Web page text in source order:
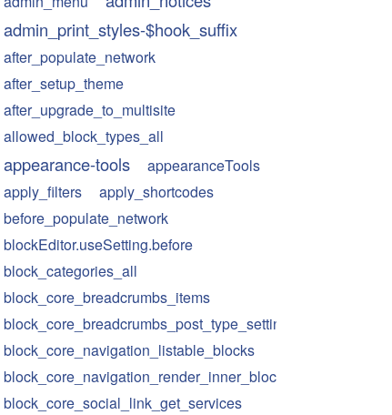
admin_print_styles-$hook_suffix
after_populate_network
after_setup_theme
after_upgrade_to_multisite
allowed_block_types_all
appearance-tools
appearanceTools
apply_filters
apply_shortcodes
before_populate_network
blockEditor.useSetting.before
block_categories_all
block_core_breadcrumbs_items
block_core_breadcrumbs_post_type_settings
block_core_navigation_listable_blocks
block_core_navigation_render_inner_blocks
block_core_social_link_get_services